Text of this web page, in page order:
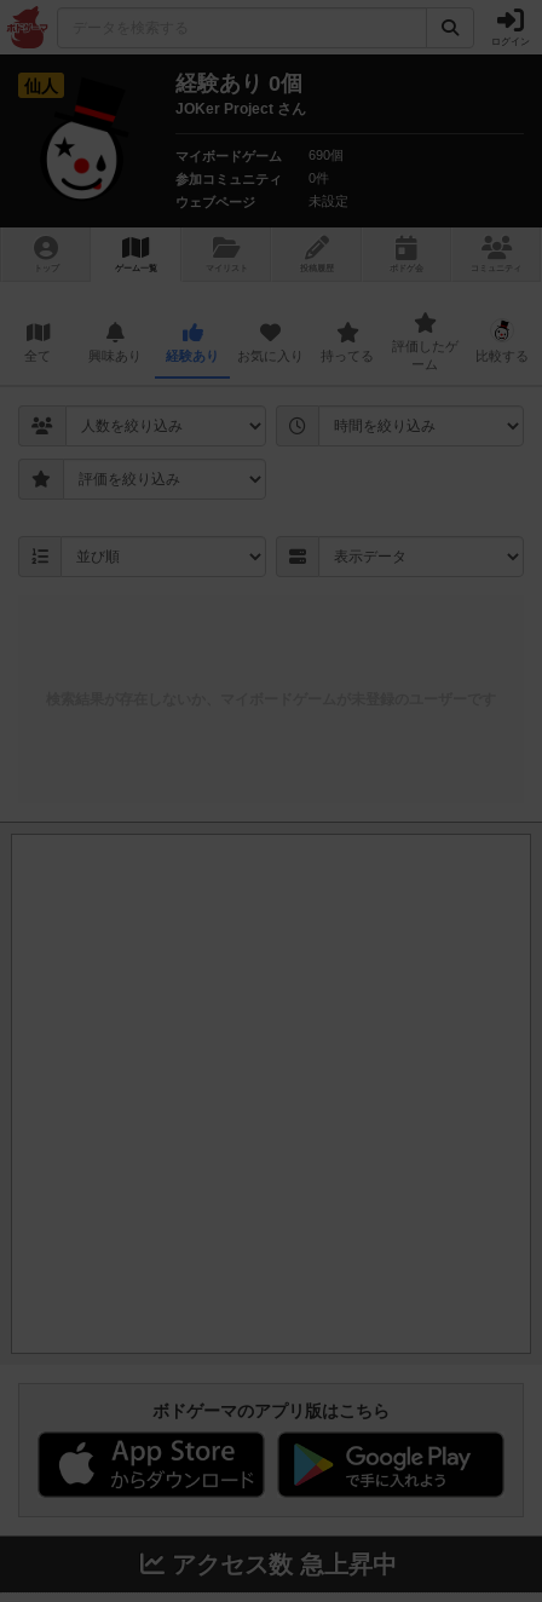
ログイン
仙人 経験あり 0個
JOKer Project さん
マイボードゲーム
690個
参加コミュニティ
0件
ウェブページ
未設定
ゲーム一覧 マイリスト 投稿履歴 ボ ドゲ コミュニティ
全て 興味あり 経験あり お気に入り 持ってる
評価したゲ
ーム
比較する
ボドゲーマのアプリ版はこちら
アクセス数 急上昇中